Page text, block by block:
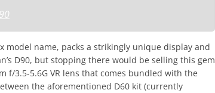
model name, packs a strikingly unique display and
D90, but stopping there would be selling this gem
f/3.5-5.6G VR lens that comes bundled with the
the aforementioned D60 kit (currently